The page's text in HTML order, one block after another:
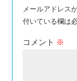
メールアドレス
付いている欄は
コメント ※